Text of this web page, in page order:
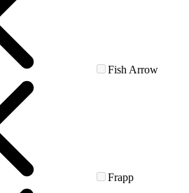
Fish Arrow
Frapp